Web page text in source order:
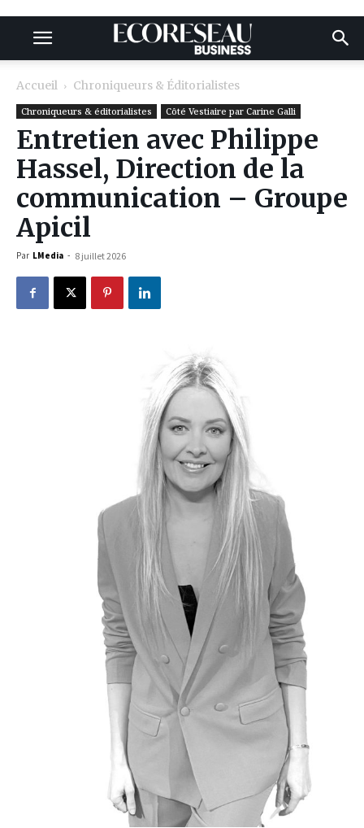
Accueil Chroniqueurs & Éditorialistes
Chroniqueurs & éditorialistes Côté Vestiaire par Carine Galli
Entretien avec Philippe
Hassel, Direction de la
communication – Groupe
Apicil
Par LMedia - 8 juillet 2026